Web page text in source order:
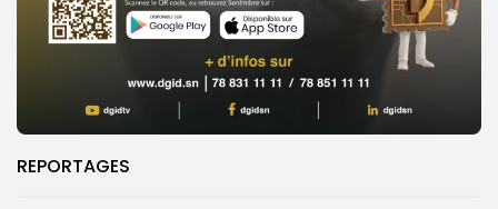
REPORTAGES